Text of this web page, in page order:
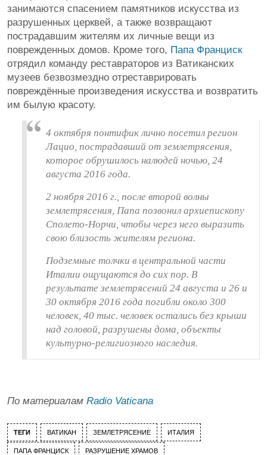
занимаются спасением памятников искусства из
разрушенных церквей, а также возвращают
пострадавшим жителям их личные вещи из
поврежденных домов. Кроме того, Папа Франциск
отрядил команду реставраторов из Ватиканских
музеев безвозмездно отреставрировать
повреждённые произведения искусства и возвратить
им былую красоту.
4 октября понтифик лично посетил регион
Лацио, пострадавший от землетрясения,
которое обрушилось налюдей ночью, 24
августа 2016 года.
2 ноября 2016 г., после второй волны
землетрясения, Папа позвонил архиепископу
Сполето-Норчи, чтобы через него выразить
свою близость жителям региона.
Подземные толчки в центральной части
Италии ощущаются до сих пор. В
результате землетрясений 24 августа и 26 и
30 октября 2016 года погибли около 300
человек, 40 тыс. человек остались без крыши
над головой, разрушены дома, объекты
культурно-религиозного наследия.
По материалам Radio Vaticana
ТЕГИ ВАТИКАН ЗЕМЛЕТРЯСЕНИЕ ИТАЛИЯ
ПАПА ФРАНЦИСК РАЗРУШЕНИЕ ХРАМОВ